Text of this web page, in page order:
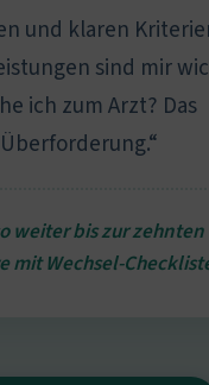
und klaren
sind mir
ich zum Arzt? Das
weiter bis zur zehnten
mit Wechsel-